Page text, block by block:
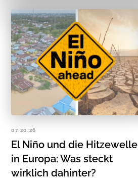
07.20.26
El Niño und die Hitzewelle
in Europa: Was steckt
wirklich dahinter?